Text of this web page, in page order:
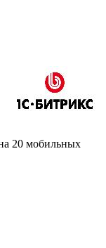
20 мобильных